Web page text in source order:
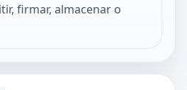
firmar, almacenar o